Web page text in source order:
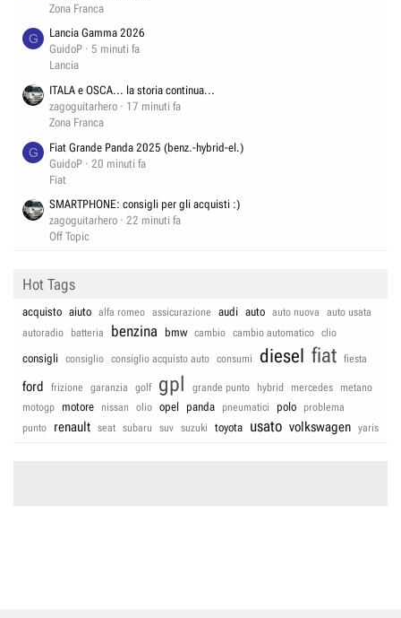
Zona Franca
G
Lancia Gamma 2026
GuidoP
5 minuti fa
Lancia
ITALA e OSCA... la storia continua...
zagoguitarhero
17 minuti fa
Zona Franca
G
Fiat Grande Panda 2025 (benz.-hybrid-el.)
GuidoP
20 minuti fa
Fiat
SMARTPHONE: consigli per gli acquisti :)
zagoguitarhero
22 minuti fa
Off Topic
Hot Tags
acquisto aiuto alfa romeo assicurazione audi auto auto nuova
auto usata
autoradio
batteria benzina bmw cambio cambio automatico clio
consigli consiglio consiglio acquisto auto consumi diesel fiat fiesta
ford frizione garanzia golf gpl grande punto hybrid mercedes
metano
motogp
motore nissan olio opel panda pneumatici polo
problema
punto
renault seat subaru suv suzuki toyota usato volkswagen yaris